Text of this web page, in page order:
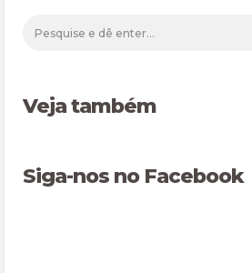
Veja também
Siga-nos no Facebook